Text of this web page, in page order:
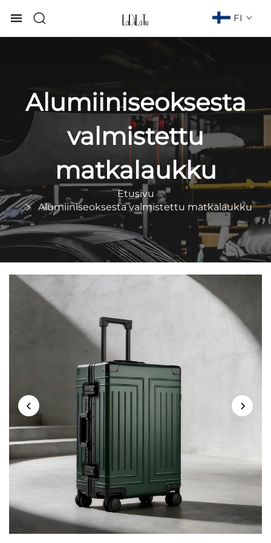
FI
Alumiiniseoksesta
valmistettu
matkalaukku
Etusivu
Alumiiniseoksesta valmistettu matkalaukku